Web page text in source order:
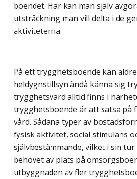
boendet. Här kan man själv
utsträckning man vill delta i de
aktiviteterna.
På ett trygghetsboende kan
heldygnstillsyn ändå känna sig
trygghetsvärd alltid finns i
trygghetsboende är att satsa på
vård. Sådana typer av
fysisk aktivitet, social stimulans
självbestämmande, vilket i sin
behovet av plats på
utbyggnaden av fler